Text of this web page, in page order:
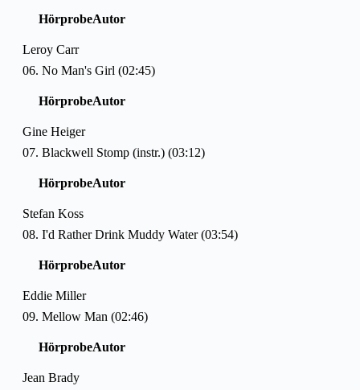
HörprobeAutor
Leroy Carr
06. No Man's Girl (02:45)
HörprobeAutor
Gine Heiger
07. Blackwell Stomp (instr.) (03:12)
HörprobeAutor
Stefan Koss
08. I'd Rather Drink Muddy Water (03:54)
HörprobeAutor
Eddie Miller
09. Mellow Man (02:46)
HörprobeAutor
Jean Brady